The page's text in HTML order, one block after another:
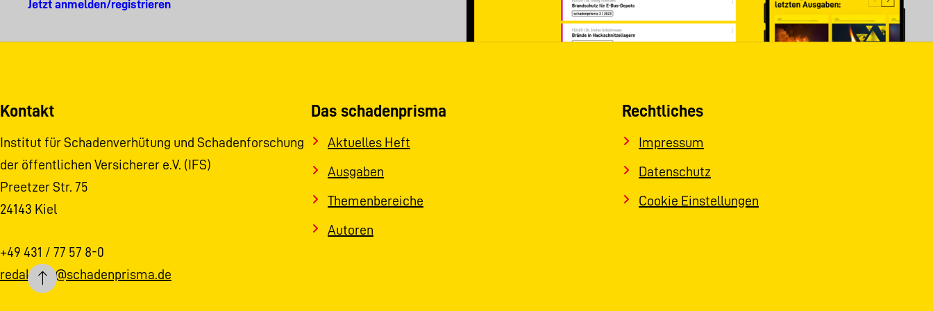
Jetzt anmelden/registrieren
Kontakt
Institut für Schadenverhütung und Schadenforschung
der öffentlichen Versicherer e.V. (IFS)
Preetzer Str. 75
24143 Kiel
+49 431 / 77 57 8-0
redaktion@schadenprisma.de
Das schadenprisma
Aktuelles Heft
Ausgaben
Themenbereiche
Autoren
Rechtliches
Impressum
Datenschutz
Cookie Einstellungen